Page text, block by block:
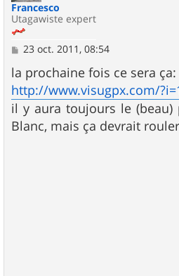
Francesco
Utagawiste expert
M
s
s
a
g
e
23 oct. 2011, 08:54
la prochaine fois ce sera ça:
http://www.visugpx.com/
il y aura toujours le (beau)
Blanc, mais ça devrait rouler